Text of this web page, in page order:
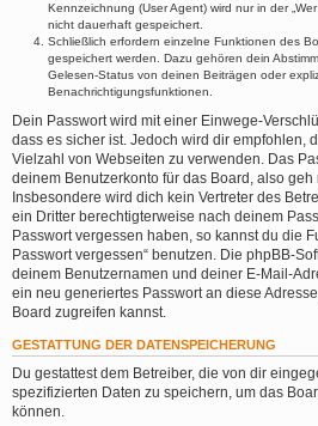
Kennzeichnung (User Agent) wird nur in der
nicht dauerhaft gespeichert.
Schließlich erfordern einzelne Funktionen des
gespeichert werden. Dazu gehören dein
Gelesen-Status von deinen Beiträgen oder
Benachrichtigungsfunktionen.
Dein Passwort wird mit einer Einwege-
dass es sicher ist. Jedoch wird dir empfohlen,
Vielzahl von Webseiten zu verwenden. Das
deinem Benutzerkonto für das Board, also geh
Insbesondere wird dich kein Vertreter des
ein Dritter berechtigterweise nach deinem
Passwort vergessen haben, so kannst du die
Passwort vergessen“ benutzen. Die phpBB-
deinem Benutzernamen und deiner E-Mail-
ein neu generiertes Passwort an diese
Board zugreifen kannst.
GESTATTUNG DER DATENSPEICHERUNG
Du gestattest dem Betreiber, die von dir
spezifizierten Daten zu speichern, um das
können.